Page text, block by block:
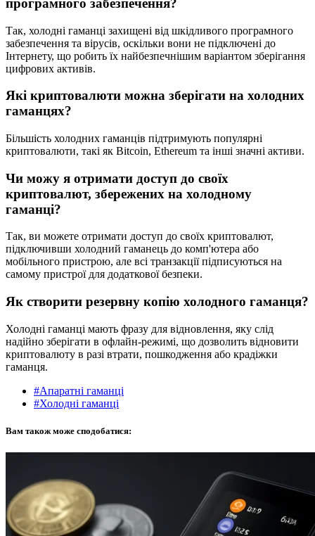
програмного забезпечення?
Так, холодні гаманці захищені від шкідливого програмного
забезпечення та вірусів, оскільки вони не підключені до
Інтернету, що робить їх найбезпечнішим варіантом зберігання
цифрових активів.
Які криптовалюти можна зберігати на холодних
гаманцях?
Більшість холодних гаманців підтримують популярні
криптовалюти, такі як Bitcoin, Ethereum та інші значні активи.
Чи можу я отримати доступ до своїх
криптовалют, збережених на холодному
гаманці?
Так, ви можете отримати доступ до своїх криптовалют,
підключивши холодний гаманець до комп'ютера або
мобільного пристрою, але всі транзакції підписуються на
самому пристрої для додаткової безпеки.
Як створити резервну копію холодного гаманця?
Холодні гаманці мають фразу для відновлення, яку слід
надійно зберігати в офлайн-режимі, що дозволить відновити
криптовалюту в разі втрати, пошкодження або крадіжки
гаманця.
#Апаратні гаманці
#Холодні гаманці
Вам також може сподобатися: